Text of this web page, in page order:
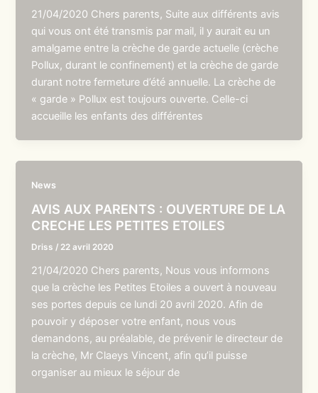
21/04/2020 Chers parents, Suite aux différents avis
qui vous ont été transmis par mail, il y aurait eu un
amalgame entre la crèche de garde actuelle (crèche
Pollux, durant le confinement) et la crèche de garde
durant notre fermeture d’été annuelle. La crèche de
« garde » Pollux est toujours ouverte. Celle-ci
accueille les enfants des différentes
News
AVIS AUX PARENTS : OUVERTURE DE LA
CRECHE LES PETITES ETOILES
Driss / 22 avril 2020
21/04/2020 Chers parents, Nous vous informons
que la crèche les Petites Etoiles a ouvert à nouveau
ses portes depuis ce lundi 20 avril 2020. Afin de
pouvoir y déposer votre enfant, nous vous
demandons, au préalable, de prévenir le directeur de
la crèche, Mr Claeys Vincent, afin qu’il puisse
organiser au mieux le séjour de